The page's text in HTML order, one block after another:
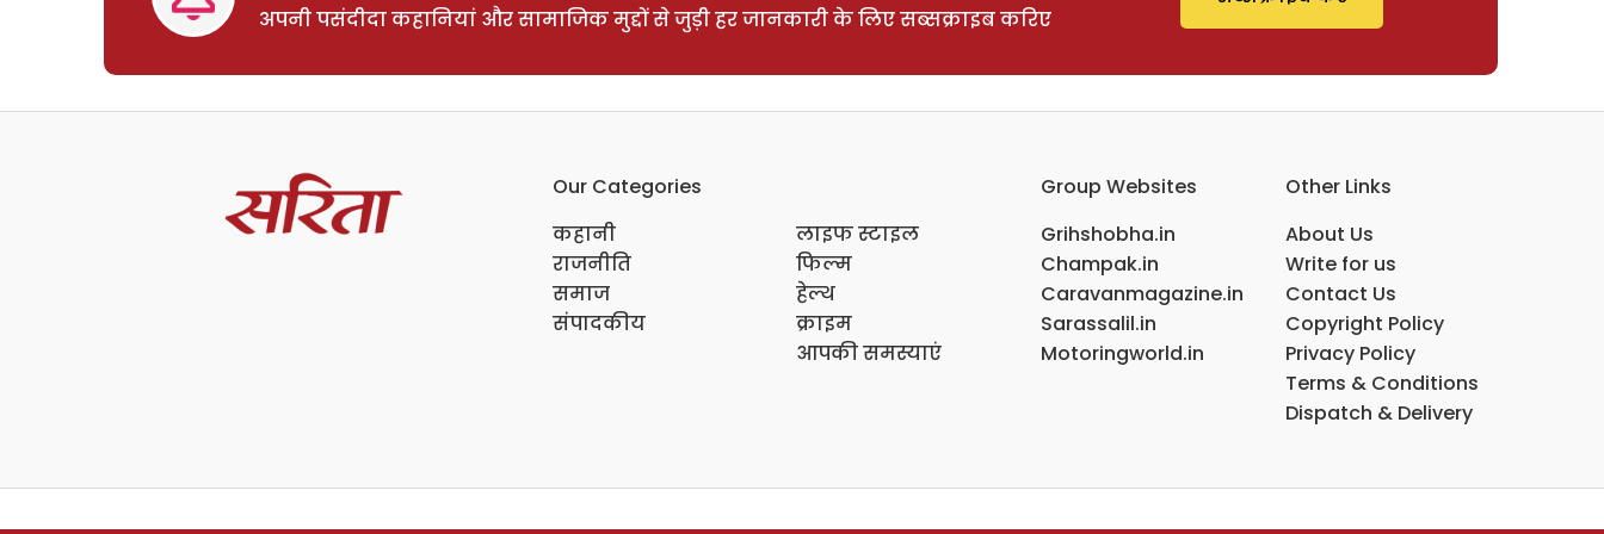
अपनी पसंदीदा कहानियां और सामाजिक मुद्दों से जुड़ी हर जानकारी के लिए सब्सक्राइब करिए
Our Categories
कहानी
राजनीति
समाज
संपादकीय
लाइफ स्टाइल
फिल्म
हेल्थ
क्राइम
आपकी समस्याएं
Group Websites
Grihshobha.in
Champak.in
Caravanmagazine.in
Sarassalil.in
Motoringworld.in
Other Links
About Us
Write for us
Contact Us
Copyright Policy
Privacy Policy
Terms & Conditions
Dispatch & Delivery